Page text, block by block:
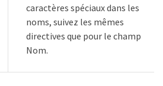
caractères spéciaux dans les
noms, suivez les mêmes
directives que pour le champ
Nom.